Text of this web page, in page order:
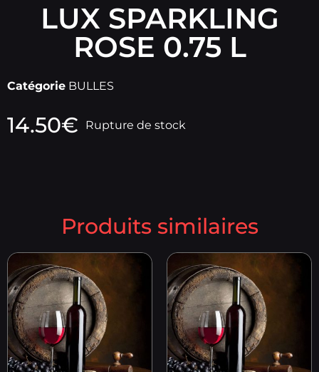
LUX SPARKLING
ROSE 0.75 L
Catégorie BULLES
14.50€ Rupture de stock
Produits similaires